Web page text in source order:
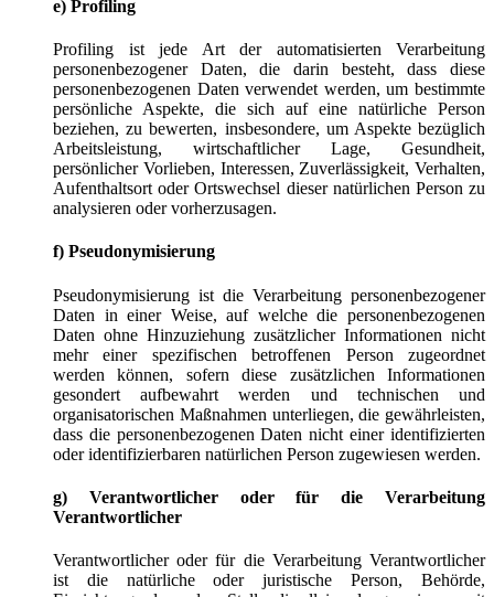
e) Profiling
Profiling ist jede Art der automatisierten Verarbeitung
personenbezogener Daten, die darin besteht, dass diese
personenbezogenen Daten verwendet werden, um bestimmte
persönliche Aspekte, die sich auf eine natürliche Person
beziehen, zu bewerten, insbesondere, um Aspekte bezüglich
Arbeitsleistung, wirtschaftlicher Lage, Gesundheit,
persönlicher Vorlieben, Interessen, Zuverlässigkeit, Verhalten,
Aufenthaltsort oder Ortswechsel dieser natürlichen Person zu
analysieren oder vorherzusagen.
f) Pseudonymisierung
Pseudonymisierung ist die Verarbeitung personenbezogener
Daten in einer Weise, auf welche die personenbezogenen
Daten ohne Hinzuziehung zusätzlicher Informationen nicht
mehr einer spezifischen betroffenen Person zugeordnet
werden können, sofern diese zusätzlichen Informationen
gesondert aufbewahrt werden und technischen und
organisatorischen Maßnahmen unterliegen, die gewährleisten,
dass die personenbezogenen Daten nicht einer identifizierten
oder identifizierbaren natürlichen Person zugewiesen werden.
g) Verantwortlicher oder für die Verarbeitung
Verantwortlicher
Verantwortlicher oder für die Verarbeitung Verantwortlicher
ist die natürliche oder juristische Person, Behörde,